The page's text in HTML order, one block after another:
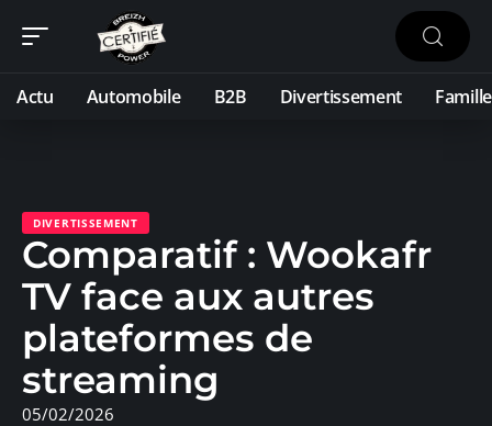
Actu Automobile B2B Divertissement Famille
DIVERTISSEMENT
Comparatif : Wookafr
TV face aux autres
plateformes de
streaming
05/02/2026